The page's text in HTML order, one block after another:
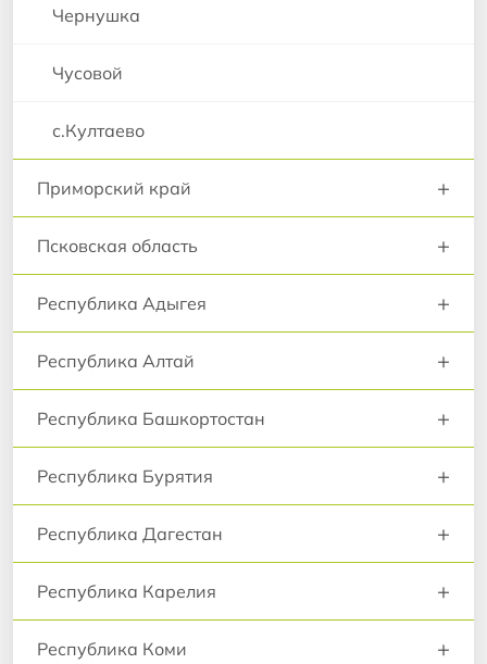
Чернушка
Чусовой
с.Култаево
Приморский край +
Псковская область +
Республика Адыгея +
Республика Алтай +
Республика Башкортостан +
Республика Бурятия +
Республика Дагестан +
Республика Карелия +
Республика Коми +